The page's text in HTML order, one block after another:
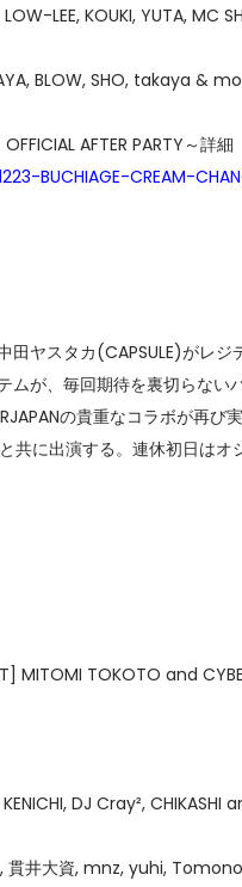
LEE, KOUKI, YUTA, MC
BLOW, SHO, takaya &
AFTER PARTY～詳細
CREAM-
ヤスタカ(CAPSULE)がレジ
ムが、毎回期待を裏切らな
の貴重なコラボが再
共に出演する。連休初日は
MITOMI TOKOTO and
DJ Cray², CHIKASHI
貫井大資, mnz, yuhi,